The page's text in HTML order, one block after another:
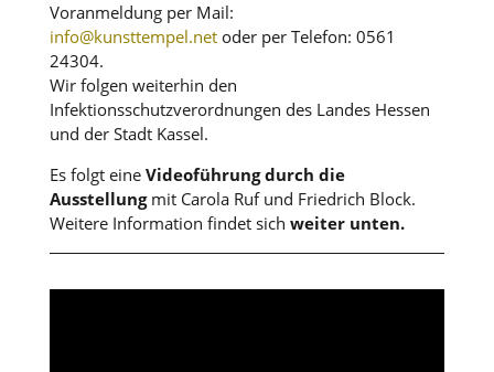
Voranmeldung per Mail:
info@kunsttempel.netoder per Telefon: 0561
24304.
Wir folgen weiterhin den
Infektionsschutzverordnungen des Landes Hessen
und der Stadt Kassel.
Es folgt eine Videoführung durch die
Ausstellung mit Carola Ruf und Friedrich Block.
Weitere Information findet sich weiter unten.